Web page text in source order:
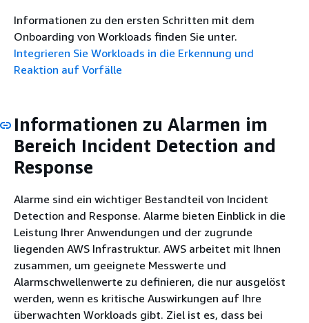
Informationen zu den ersten Schritten mit dem
Onboarding von Workloads finden Sie unter.
Integrieren Sie Workloads in die Erkennung und
Reaktion auf Vorfälle
Informationen zu Alarmen im
Bereich Incident Detection and
Response
Alarme sind ein wichtiger Bestandteil von Incident
Detection and Response. Alarme bieten Einblick in die
Leistung Ihrer Anwendungen und der zugrunde
liegenden AWS Infrastruktur. AWS arbeitet mit Ihnen
zusammen, um geeignete Messwerte und
Alarmschwellenwerte zu definieren, die nur ausgelöst
werden, wenn es kritische Auswirkungen auf Ihre
überwachten Workloads gibt. Ziel ist es, dass bei